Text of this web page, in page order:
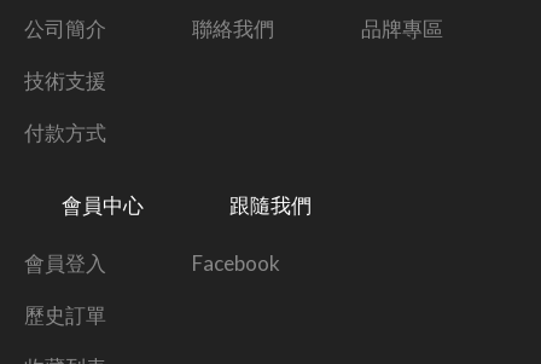
公司簡介
技術支援
付款方式
聯絡我們 品牌專區
會員中心
會員登入
歷史訂單
跟隨我們
Facebook